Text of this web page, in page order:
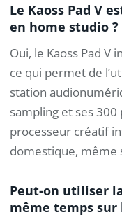
Le Kaoss Pad V
en home studio ?
Oui, le Kaoss Pad V
ce qui permet de
station
sampling et ses
processeur créatif
domestique, même
Peut-on utiliser
même temps sur